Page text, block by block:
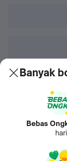
Banyak
Bebas
hari